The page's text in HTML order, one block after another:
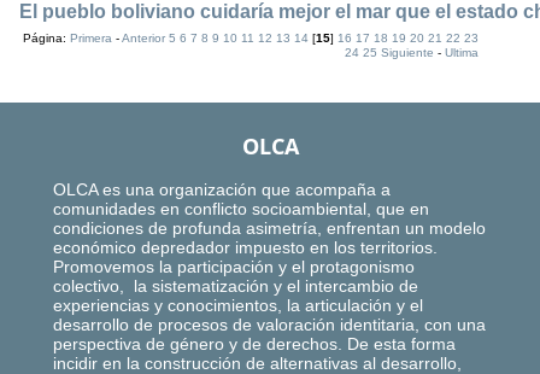
El pueblo boliviano cuidaría mejor el mar que el estado
Página:Primera -Anterior 5 6 7 8 9 10 11 12 13 14 [15]16 17 18 19 20 21 22 23
24 25 Siguiente -Ultima
OLCA
OLCA es una organización que acompaña a
comunidades en conflicto socioambiental, que en
condiciones de profunda asimetría, enfrentan un modelo
económico depredador impuesto en los territorios.
Promovemos la participación y el protagonismo
colectivo, la sistematización y el intercambio de
experiencias y conocimientos, la articulación y el
desarrollo de procesos de valoración identitaria, con una
perspectiva de género y de derechos. De esta forma
incidir en la construcción de alternativas al desarrollo,